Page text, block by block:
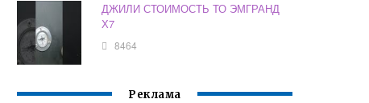
ДЖИЛИ СТОИМОСТЬ ТО ЭМГРАНД
Х7
8464
Реклама